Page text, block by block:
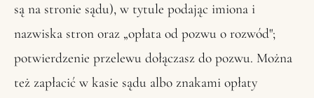
są na stronie sądu), w tytule podając imiona i
nazwiska stron oraz „opłata od pozwu o rozwód";
potwierdzenie przelewu dołączasz do pozwu. Można
też zapłacić w kasie sądu albo znakami opłaty